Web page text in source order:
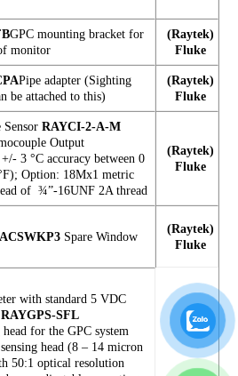
GPC mounting bracket for
monitor
(Raytek)
Fluke
Pipe adapter (Sighting
be attached to this)
(Raytek)
Fluke
SensorRAYCI-2-A-M
Output
3 °C accuracy between 0
Option: 18Mx1 metric
of ¾”-16UNF 2A thread
(Raytek)
Fluke
Spare Window
(Raytek)
Fluke
with standard 5 VDC
RAYGPS-SFL
for the GPC system
head (8 – 14 micron
50:1 optical resolution